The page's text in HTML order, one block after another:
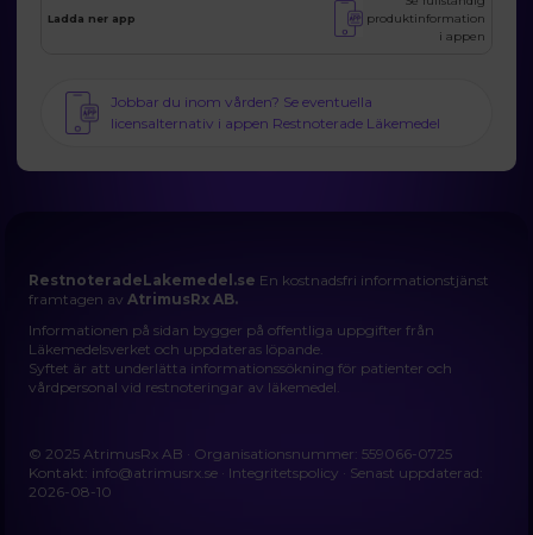
Ladda ner app
produktinformation
i appen
Jobbar du inom vården? Se eventuella
licensalternativ i appen Restnoterade Läkemedel
RestnoteradeLakemedel.se En kostnadsfri informationstjänst
framtagen avAtrimusRx AB.
Informationen på sidan bygger på offentliga uppgifter från
Läkemedelsverket och uppdateras löpande.
Syftet är att underlätta informationssökning för patienter och
vårdpersonal vid restnoteringar av läkemedel.
© 2025 AtrimusRx AB · Organisationsnummer: 559066-0725
Kontakt: info@atrimusrx.se · Integritetspolicy · Senast uppdaterad:
2026-08-10